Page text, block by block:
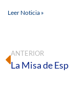
Leer Noticia »
ANTERIOR